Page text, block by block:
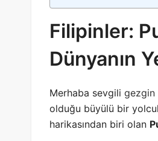
Filipinler:
Dünyanın
Merhaba sevgili gezgin
olduğu büyülü bir
harikasından biri olan